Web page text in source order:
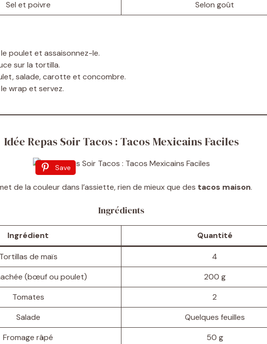
Sel et poivre
Selon goût
poulet et assaisonnez-le.
sur la tortilla.
salade, carotte et concombre.
wrap et servez.
Idée Repas Soir Tacos : Tacos Mexicains Faciles
Save
de la couleur dans l’assiette, rien de mieux que des tacos maison.
Ingrédients
Ingrédient Quantité
Tortillas de maïs
4
(bœuf ou poulet)
200 g
Tomates
2
Salade
Quelques feuilles
Fromage râpé
50 g